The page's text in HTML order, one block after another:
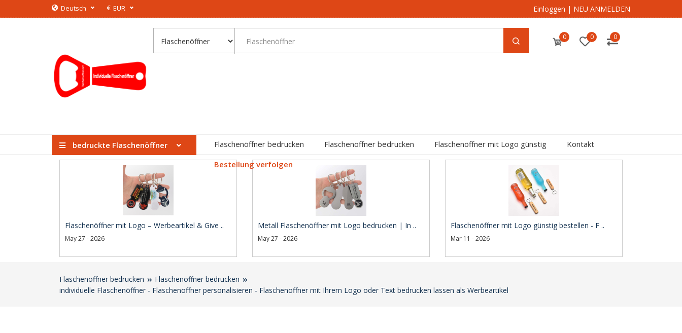
Deutsch € EUR Einloggen | NEU ANMELDEN
0 0 0
bedruckte Flaschenöffner Flaschenöffner bedrucken Flaschenöffner bedrucken Flaschenöffner mit Logo günstig
Kontakt
Bestellung verfolgen
Flaschenöffner mit Logo – Werbeartikel & Give ..
May 27 - 2026
Metall Flaschenöffner mit Logo bedrucken | In ..
May 27 - 2026
Flaschenöffner mit Logo günstig bestellen - F ..
Mar 11 - 2026
Flaschenöffner bedrucken
Flaschenöffner bedrucken
individuelle Flaschenöffner - Flaschenöffner personalisieren - Flaschenöffner mit Ihrem Logo oder Text bedrucken lassen als Werbeartikel